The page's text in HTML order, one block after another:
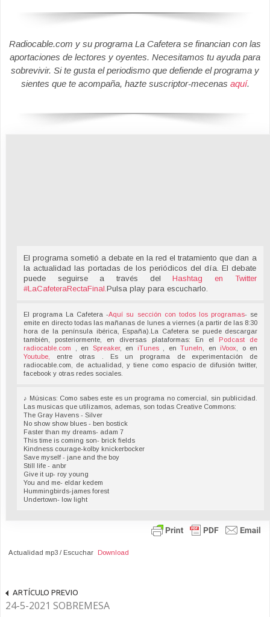
Radiocable.com y su programa La Cafetera se financian con las
aportaciones de lectores y oyentes. Necesitamos tu ayuda para
sobrevivir. Si te gusta el periodismo que defiende el programa y
sientes que te acompaña, hazte suscriptor-mecenas aquí.
El programa sometió a debate en la red el tratamiento que dan a
la actualidad las portadas de los periódicos del día. El debate
puede seguirse a través delHashtag en Twitter
#LaCafeteraRectaFinal Pulsa play para escucharlo.
El programa La Cafetera -Aquí su sección con todos los programas- se
emite en directo todas las mañanas de lunes a viernes (a partir de las 8:30
hora de la península ibérica, España).La Cafetera se puede descargar
también, posteriormente, en diversas plataformas: En el Podcast de
radiocable.com
, en Spreaker, en iTunes , enTuneIn , en iVoox , o en
Youtube,
entre otras . Es un programa de experimentación de
radiocable.com, de actualidad, y tiene como espacio de difusión twitter,
facebook y otras redes sociales.
♪ Músicas: Como sabes este es un programa no comercial, sin publicidad.
Las musicas que utilizamos, ademas, son todas Creative Commons:
The Gray Havens - Silver
No show show blues - ben bostick
Faster than my dreams- adam 7
This time is coming son- brick fields
Kindness courage-kolby knickerbocker
Save myself - jane and the boy
Still life - anbr
Give it up- roy young
You and me- eldar kedem
Hummingbirds-james forest
Undertown- low light
Actualidad mp3 / Escuchar Download
ARTÍCULO PREVIO
24-5-2021 SOBREMESA